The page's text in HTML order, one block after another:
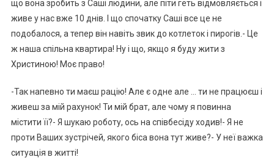
що вона зробить з Саші людини, але піти геть відмовляється і
живе у нас вже 10 днів. І що спочатку Саші все це не
подобалося, а тепер він навіть звик до котлеток і пирогів.- Це
ж наша спільна квартира! Ну і що, якщо я буду жити з
Христиною! Моє право!
-Так напевно ти маєш рацію! Але є одне але … ти не працюєш і
живеш за мій рахунок! Ти мій брат, але чому я повинна
містити її?- Я шукаю роботу, ось на співбесіду ходив!- Я не
проти Ваших зустрічей, якого біса вона тут живе?- У неї важка
ситуація в житті!